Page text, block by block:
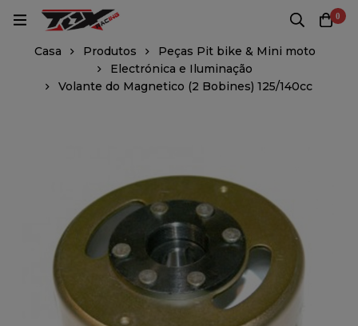
0
Casa Produtos
Peças Pit bike & Mini moto
Electrónica e Iluminação
Volante do Magnetico (2 Bobines) 125/140cc